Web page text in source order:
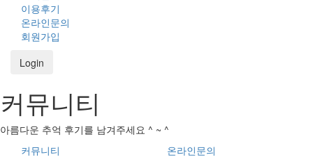
이용후기
온라인문의
회원가입
Login
커뮤니티
아름다운 추억 후기를 남겨주세요 ^ ~ ^
커뮤니티
온라인문의